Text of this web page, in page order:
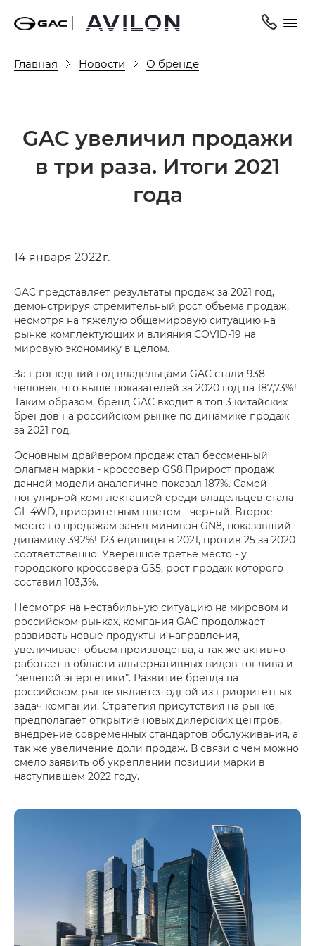
Главная Новости О бренде
GAC увеличил продажи
в три раза. Итоги 2021
года
14 января 2022 г.
GAC представляет результаты продаж за 2021 год,
демонстрируя стремительный рост объема продаж,
несмотря на тяжелую общемировую ситуацию на
рынке комплектующих и влияния COVID-19 на
мировую экономику в целом.
За прошедший год владельцами GAC стали 938
человек, что выше показателей за 2020 год на 187,73%!
Таким образом, бренд GAC входит в топ 3 китайских
брендов на российском рынке по динамике продаж
за 2021 год.
Основным драйвером продаж стал бессменный
флагман марки - кроссовер GS8.Прирост продаж
данной модели аналогично показал 187%. Самой
популярной комплектацией среди владельцев стала
GL 4WD, приоритетным цветом - черный. Второе
место по продажам занял минивэн GN8, показавший
динамику 392%! 123 единицы в 2021, против 25 за 2020
соответственно. Уверенное третье место - у
городского кроссовера GS5, рост продаж которого
составил 103,3%.
Несмотря на нестабильную ситуацию на мировом и
российском рынках, компания GAC продолжает
развивать новые продукты и направления,
увеличивает объем производства, а так же активно
работает в области альтернативных видов топлива и
“зеленой энергетики”. Развитие бренда на
российском рынке является одной из приоритетных
задач компании. Стратегия присутствия на рынке
предполагает открытие новых дилерских центров,
внедрение современных стандартов обслуживания, а
так же увеличение доли продаж. В связи с чем можно
смело заявить об укреплении позиции марки в
наступившем 2022 году.